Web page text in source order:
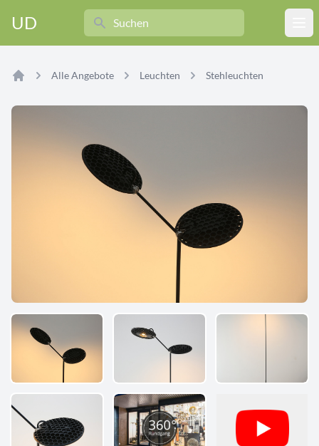
UD
Search
Alle Angebote Leuchten Stehleuchten